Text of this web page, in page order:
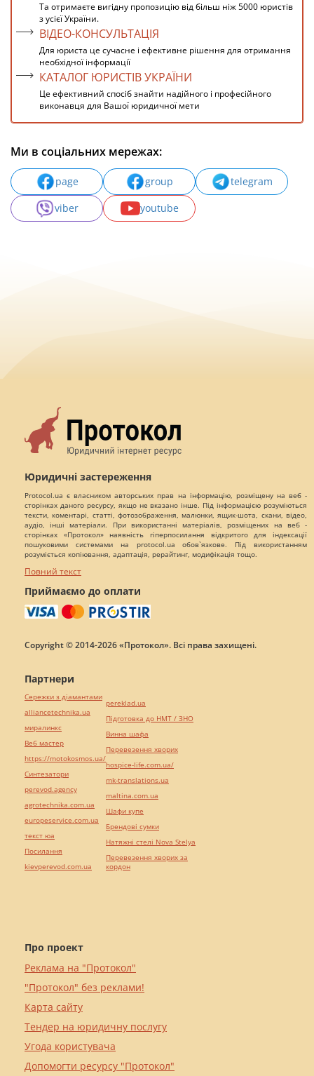
Та отримаєте вигідну пропозицію від більш ніж 5000 юристів
з усієї України.
ВІДЕО-КОНСУЛЬТАЦІЯ
Для юриста це сучасне і ефективне рішення для отримання
необхідної інформації
КАТАЛОГ ЮРИСТІВ УКРАЇНИ
Це ефективний спосіб знайти надійного і професійного
виконавця для Вашої юридичної мети
Ми в соціальних мережах:
page group
telegram
viber
youtube
Юридичні застереження
Protocol.ua є власником авторських прав на інформацію, розміщену на веб -
сторінках даного ресурсу, якщо не вказано інше. Під інформацією розуміються
тексти, коментарі, статті, фотозображення, малюнки, ящик-шота, скани, відео,
аудіо, інші матеріали. При використанні матеріалів, розміщених на веб -
сторінках «Протокол» наявність гіперпосилання відкритого для індексації
пошуковими системами на protocol.ua обов`язкове. Під використанням
розуміється копіювання, адаптація, рерайтинг, модифікація тощо.
Повний текст
Приймаємо до оплати
Copyright © 2014-2026 «Протокол». Всі права захищені.
Про проект
Реклама на "Протокол"
"Протокол" без реклами!
Карта сайту
Тендер на юридичну послугу
Угода користувача
Допомогти ресурсу "Протокол"
Партнери
Сережки з діамантами
alliancetechnika.ua
миралинкс
Веб мастер
https://motokosmos.ua/
Синтезатори
perevod.agency
agrotechnika.com.ua
europeservice.com.ua
текст юа
Посилання
kievperevod.com.ua
pereklad.ua
Підготовка до НМТ / ЗНО
Винна шафа
Перевезення хворих
hospice-life.com.ua/
mk-translations.ua
maltina.com.ua
Шафи купе
Брендові сумки
Натяжні стелі Nova Stelya
Перевезення хворих за
кордон